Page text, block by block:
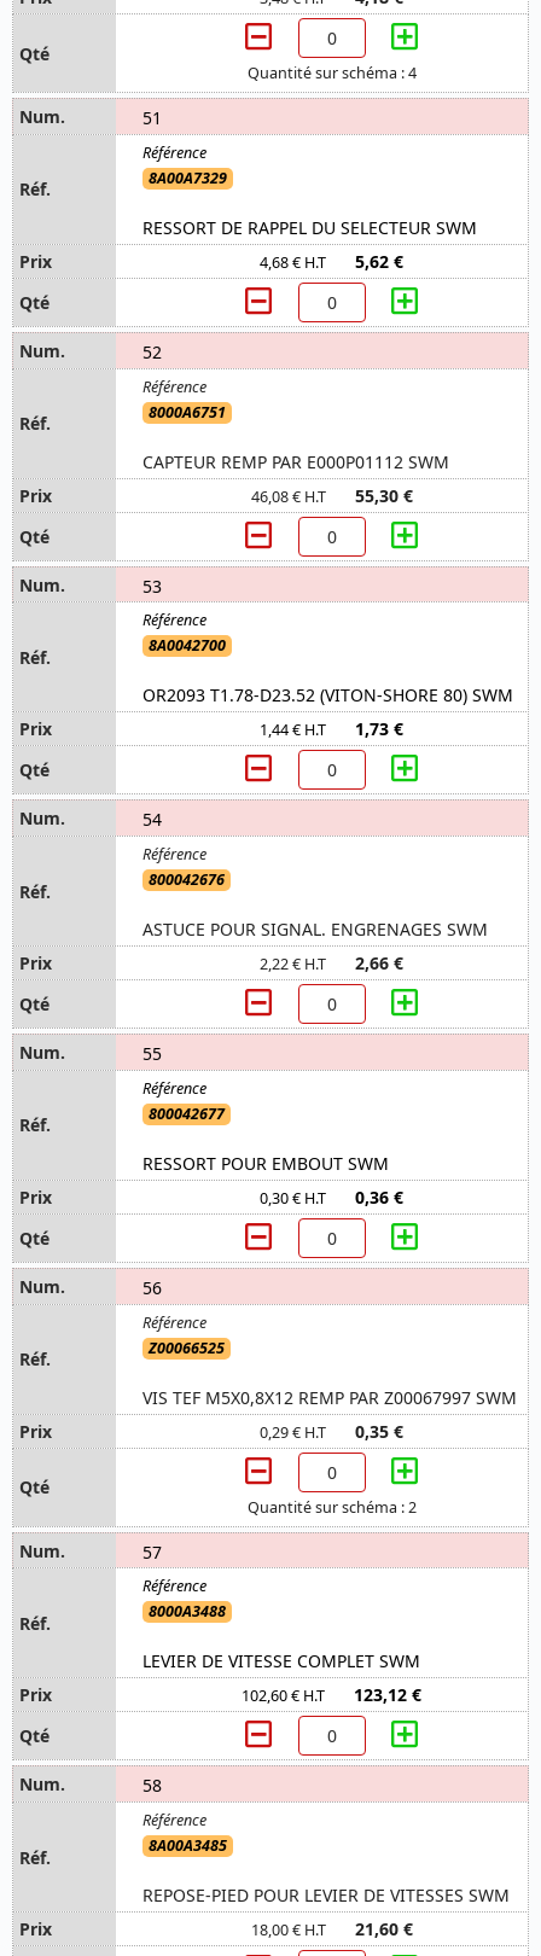
Quantité sur schéma : 4
51
8A00A7329
RESSORT DE RAPPEL DU SELECTEUR SWM
4,68 € H.T 5,62 €
52
8000A6751
CAPTEUR REMP PAR E000P01112 SWM
46,08 € H.T 55,30 €
53
8A0042700
OR2093 T1.78-D23.52 (VITON-SHORE 80) SWM
1,44 € H.T 1,73 €
54
800042676
ASTUCE POUR SIGNAL. ENGRENAGES SWM
2,22 € H.T 2,66 €
55
800042677
RESSORT POUR EMBOUT SWM
0,30 € H.T 0,36 €
56
Z00066525
VIS TEF M5X0,8X12 REMP PAR Z00067997 SWM
0,29 € H.T 0,35 €
Quantité sur schéma : 2
57
8000A3488
LEVIER DE VITESSE COMPLET SWM
102,60 € H.T 123,12 €
58
8A00A3485
REPOSE-PIED POUR LEVIER DE VITESSES SWM
18,00 € H.T 21,60 €